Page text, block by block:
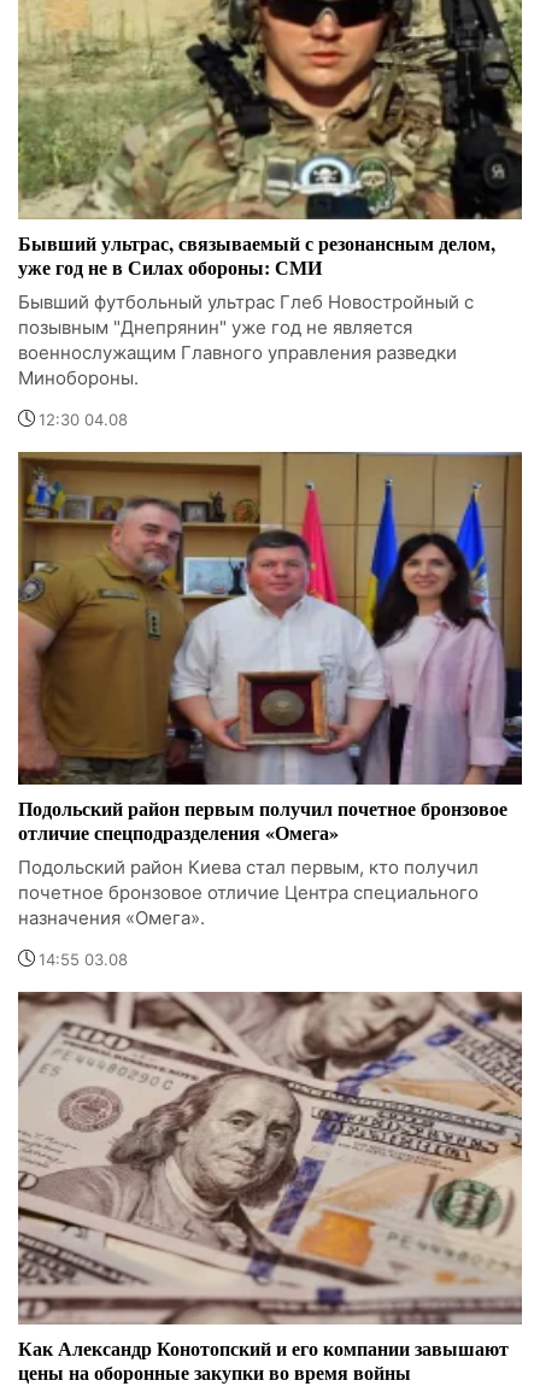
Бывший ультрас, связываемый с резонансным делом,
уже год не в Силах обороны: СМИ
Бывший футбольный ультрас Глеб Новостройный с
позывным "Днепрянин" уже год не является
военнослужащим Главного управления разведки
Минобороны.
12:30 04.08
Подольский район первым получил почетное бронзовое
отличие спецподразделения «Омега»
Подольский район Киева стал первым, кто получил
почетное бронзовое отличие Центра специального
назначения «Омега».
14:55 03.08
Как Александр Конотопский и его компании завышают
цены на оборонные закупки во время войны